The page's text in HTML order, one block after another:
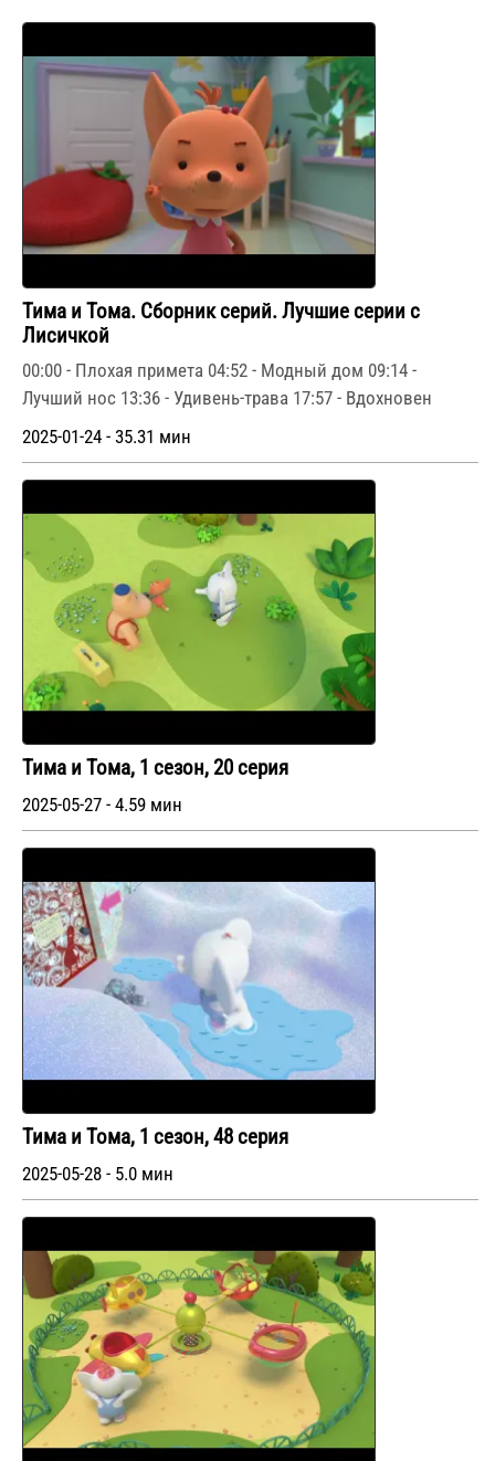
Тима и Тома. Сборник серий. Лучшие серии с
Лисичкой
00:00 - Плохая примета 04:52 - Модный дом 09:14 -
Лучший нос 13:36 - Удивень-трава 17:57 - Вдохновен
2025-01-24 - 35.31 мин
Тима и Тома, 1 сезон, 20 серия
2025-05-27 - 4.59 мин
Тима и Тома, 1 сезон, 48 серия
2025-05-28 - 5.0 мин